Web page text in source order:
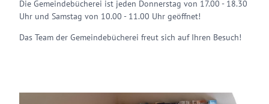
Die Gemeindebücherei ist jeden Donnerstag von 17.00 - 18.30
Uhr und Samstag von 10.00 - 11.00 Uhr geöffnet!
Das Team der Gemeindebücherei freut sich auf Ihren Besuch!